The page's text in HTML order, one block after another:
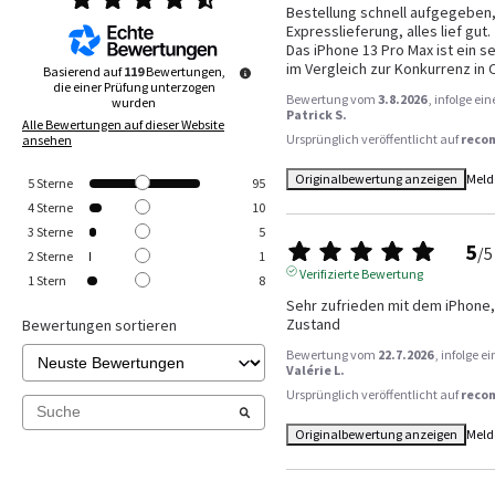
Basierend auf119Bewertungen,
die einer Prüfung unterzogen
wurden
Alle Bewertungen auf dieser Website
ansehen
5Sterne
95
4Sterne
10
3 Sterne
5
2 Sterne
1
1 Stern 8
Bewertungen sortieren
Bestellung schnell
Expresslieferung, alles lief gut.
Das iPhone 13 Pro Max ist ein
im Vergleich zur Konkurrenz in
Bewertung vom 3.8.2026 , infolge
Patrick S.
Ursprünglich veröffentlicht auf
Originalbewertung anzeigen
5/5
Verifizierte Bewertung
Sehr zufrieden mit dem
Zustand
Bewertung vom 22.7.2026 , infolge
Valérie L.
Ursprünglich veröffentlicht auf
Originalbewertung anzeigen